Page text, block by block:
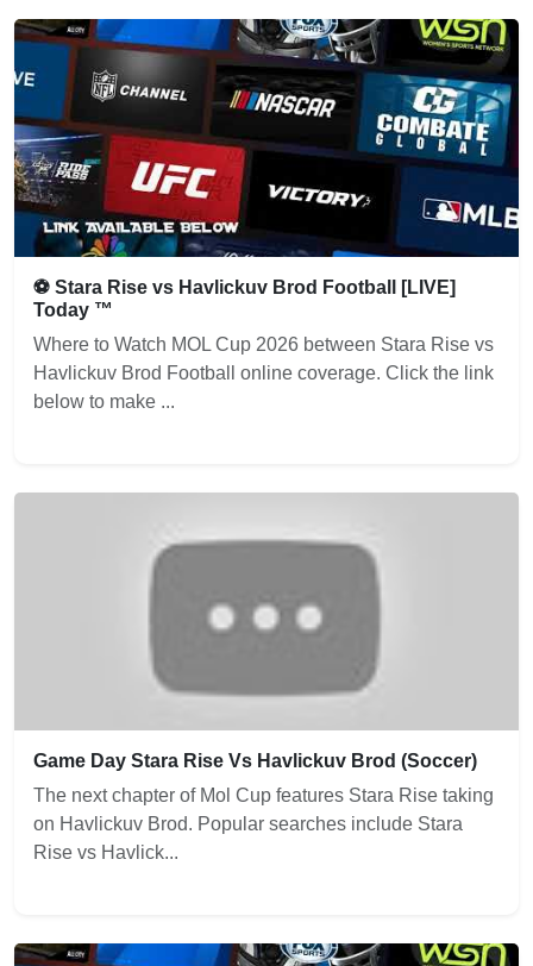
⚽ Stara Rise vs Havlickuv Brod Football [LIVE]
Today ™
Where to Watch MOL Cup 2026 between Stara Rise vs
Havlickuv Brod Football online coverage. Click the link
below to make ...
Game Day Stara Rise Vs Havlickuv Brod (Soccer)
The next chapter of Mol Cup features Stara Rise taking
on Havlickuv Brod. Popular searches include Stara
Rise vs Havlick...